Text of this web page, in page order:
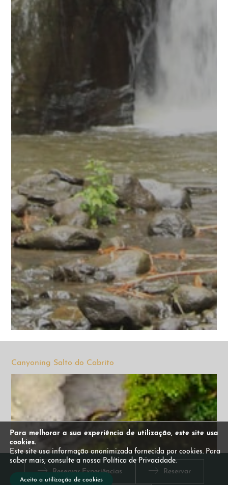
Canyoning Salto do Cabrito
Para melhorar a sua experiência de utilização, este site usa
cookies.
Este site usa informação anonimizada fornecida por cookies. Para
saber mais, consulte a nossa Política de Privacidade.
Aceito a utilização de cookies
Reservar Experiências Reservar